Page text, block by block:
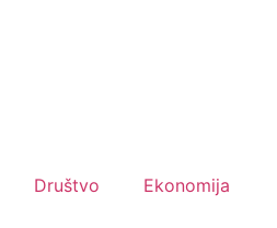
Društvo Ekonomija